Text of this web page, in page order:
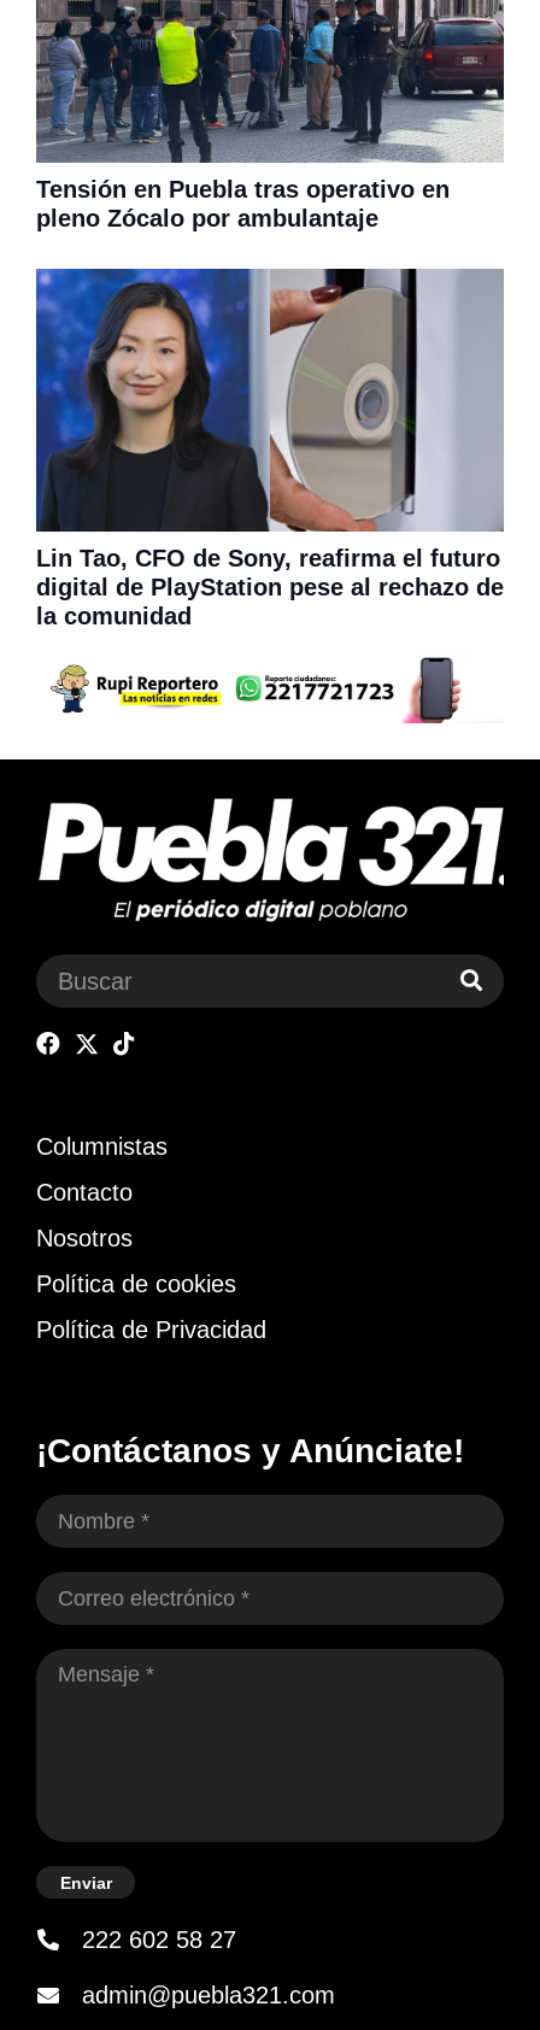
Tensión en Puebla tras operativo en
pleno Zócalo por ambulantaje
Lin Tao, CFO de Sony, reafirma el futuro
digital de PlayStation pese al rechazo de
la comunidad
Columnistas
Contacto
Nosotros
Política de cookies
Política de Privacidad
¡Contáctanos y Anúnciate!
Enviar
222 602 58 27
admin@puebla321.com